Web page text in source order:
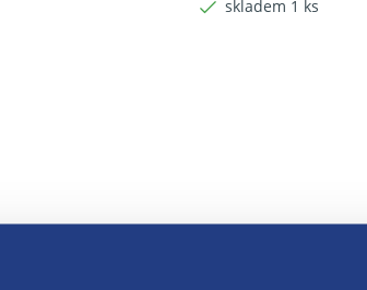
skladem 1 ks